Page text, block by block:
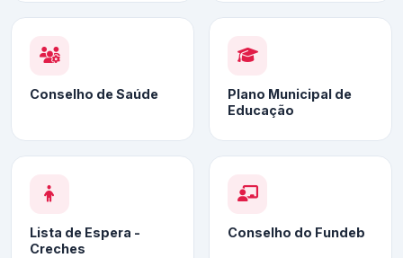
Conselho de Saúde
Plano Municipal de
Educação
Lista de Espera -
Creches
Conselho do Fundeb